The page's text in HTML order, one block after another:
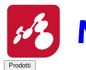
Prodotti